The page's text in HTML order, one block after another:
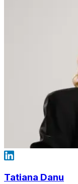
Tatiana Danu